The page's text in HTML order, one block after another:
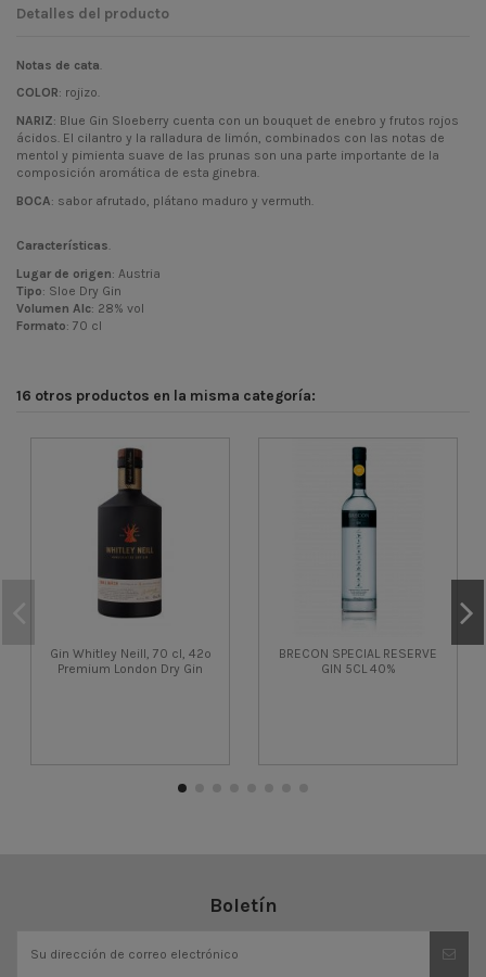
Detalles del producto
Notas de cata.
COLOR: rojizo.
NARIZ: Blue Gin Sloeberry cuenta con un bouquet de enebro y frutos rojos
ácidos. El cilantro y la ralladura de limón, combinados con las notas de
mentol y pimienta suave de las prunas son una parte importante de la
composición aromática de esta ginebra.
BOCA: sabor afrutado, plátano maduro y vermuth.
Características.
Lugar de origen: Austria
Tipo: Sloe Dry Gin
Volumen Alc: 28% vol
Formato: 70 cl
16 otros productos en la misma categoría:
Gin Whitley Neill, 70 cl, 42º
Premium London Dry Gin
BRECON SPECIAL RESERVE
GIN 5CL 40%
Boletín